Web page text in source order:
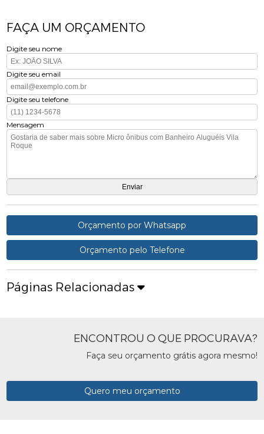
FAÇA UM ORÇAMENTO
Digite seu nome
Digite seu email
Digite seu telefone
Mensagem
Orçamento por Whatsapp
Orçamento pelo Telefone
Páginas Relacionadas
ENCONTROU O QUE PROCURAVA?
Faça seu orçamento grátis agora mesmo!
Quero meu orçamento